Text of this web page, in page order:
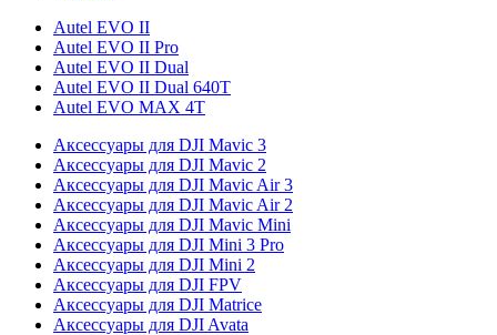
Autel EVO II
Autel EVO II Pro
Autel EVO II Dual
Autel EVO II Dual 640T
Autel EVO MAX 4T
Аксессуары для DJI Mavic 3
Аксессуары для DJI Mavic 2
Аксессуары для DJI Mavic Air 3
Аксессуары для DJI Mavic Air 2
Аксессуары для DJI Mavic Mini
Аксессуары для DJI Mini 3 Pro
Аксессуары для DJI Mini 2
Аксессуары для DJI FPV
Аксессуары для DJI Matrice
Аксессуары для DJI Avata